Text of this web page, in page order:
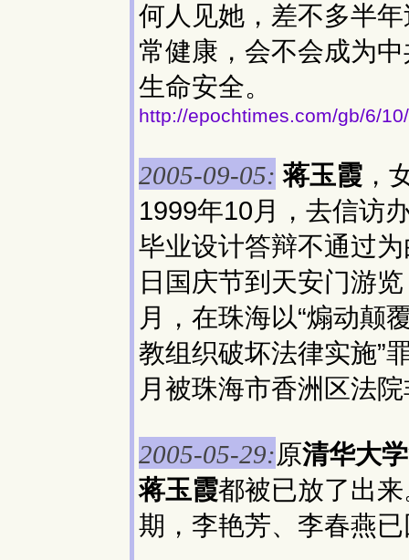
何人见她，差不多半
常健康，会不会成为
生命安全。
http://epochtimes.com/gb/6/
2005-09-05: 蒋玉霞 ，
1999年10月，去信访
毕业设计答辩不通过
日国庆节到天安门游
月，在珠海以“煽动颠
教组织破坏法律实施”
月被珠海市香洲区法
2005-05-29:原清华大学
蒋玉霞都被已放了出
期，李艳芳、李春燕